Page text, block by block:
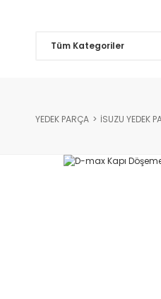
Tüm Kategoriler
YEDEK PARÇA İSUZU YEDEK